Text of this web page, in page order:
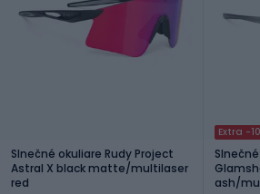
Slnečné okuliare Rudy Project
Astral X black matte/multilaser
red
Extra -
ash/